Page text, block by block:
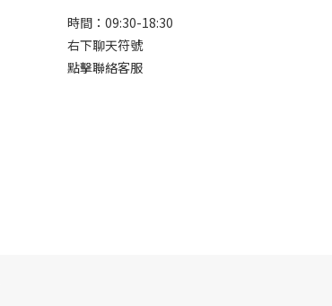
時間：09:30-18:30
右下聊天符號
點擊聯絡客服